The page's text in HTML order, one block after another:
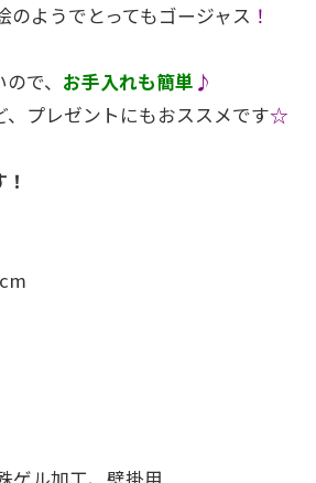
のようでとってもゴージャス ！
で、 お手入れも簡単 ♪
、プレゼントにもおススメです☆